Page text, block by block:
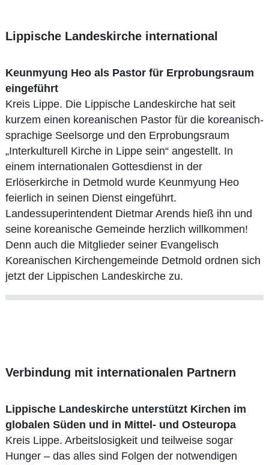
Lippische Landeskirche international
Keunmyung Heo als Pastor für Erprobungsraum
eingeführt
Kreis Lippe. Die Lippische Landeskirche hat seit
kurzem einen koreanischen Pastor für die koreanisch-
sprachige Seelsorge und den Erprobungsraum
„Interkulturell Kirche in Lippe sein“ angestellt. In
einem internationalen Gottesdienst in der
Erlöserkirche in Detmold wurde Keunmyung Heo
feierlich in seinen Dienst eingeführt.
Landessuperintendent Dietmar Arends hieß ihn und
seine koreanische Gemeinde herzlich willkommen!
Denn auch die Mitglieder seiner Evangelisch
Koreanischen Kirchengemeinde Detmold ordnen sich
jetzt der Lippischen Landeskirche zu.
Verbindung mit internationalen Partnern
Lippische Landeskirche unterstützt Kirchen im
globalen Süden und in Mittel- und Osteuropa
Kreis Lippe. Arbeitslosigkeit und teilweise sogar
Hunger – das alles sind Folgen der notwendigen